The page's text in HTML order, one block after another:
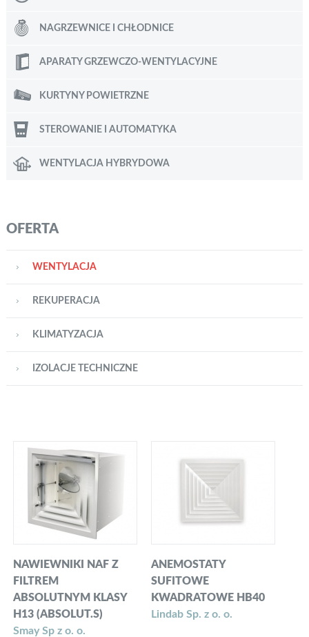
NAGRZEWNICE I CHŁODNICE
APARATY GRZEWCZO-WENTYLACYJNE
KURTYNY POWIETRZNE
STEROWANIE I AUTOMATYKA
WENTYLACJA HYBRYDOWA
OFERTA
WENTYLACJA
REKUPERACJA
KLIMATYZACJA
IZOLACJE TECHNICZNE
NAWIEWNIKI NAF Z
FILTREM
ABSOLUTNYM KLASY
H13 (ABSOLUT.S)
Smay Sp z o. o.
ANEMOSTATY
SUFITOWE
KWADRATOWE HB40
Lindab Sp. z o. o.